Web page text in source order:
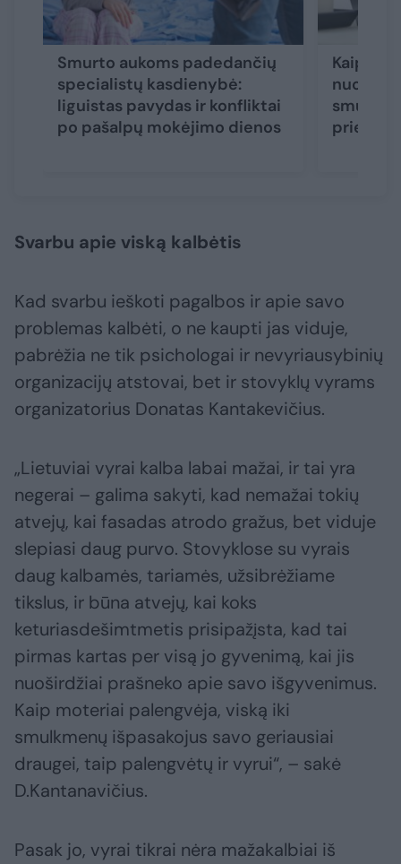
Smurto aukoms padedančių
specialistų kasdienybė:
liguistas pavydas ir konfliktai
po pašalpų mokėjimo dienos
Kaip
nuo
Svarbu apie viską kalbėtis
Kad svarbu ieškoti pagalbos ir apie savo
problemas kalbėti, o ne kaupti jas viduje,
pabrėžia ne tik psichologai ir nevyriausybinių
organizacijų atstovai, bet ir stovyklų vyrams
organizatorius Donatas Kantakevičius.
„Lietuviai vyrai kalba labai mažai, ir tai yra
negerai – galima sakyti, kad nemažai tokių
atvejų, kai fasadas atrodo gražus, bet viduje
slepiasi daug purvo. Stovyklose su vyrais
daug kalbamės, tariamės, užsibrėžiame
tikslus, ir būna atvejų, kai koks
keturiasdešimtmetis prisipažįsta, kad tai
pirmas kartas per visą jo gyvenimą, kai jis
nuoširdžiai prašneko apie savo išgyvenimus.
Kaip moteriai palengvėja, viską iki
smulkmenų išpasakojus savo geriausiai
draugei, taip palengvėtų ir vyrui“, – sakė
D.Kantanavičius.
Pasak jo, vyrai tikrai nėra mažakalbiai iš